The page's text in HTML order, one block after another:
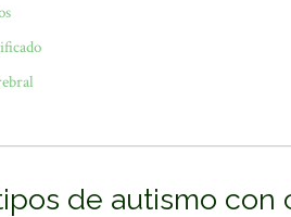
de autismo con